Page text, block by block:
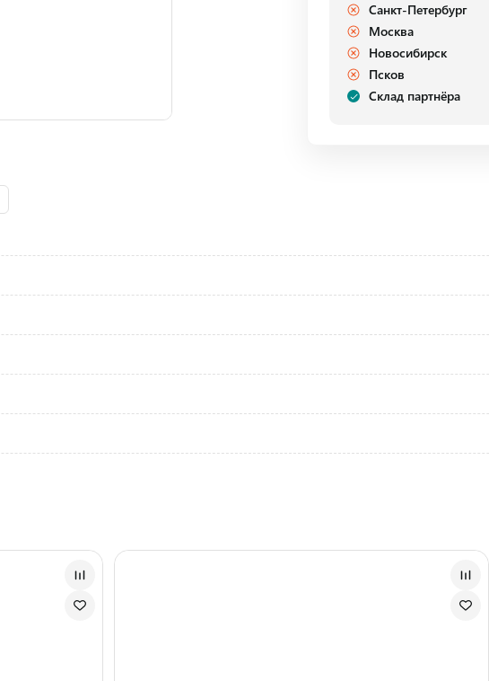
Санкт-Петербург
Москва
Новосибирск
Псков
Склад партнёра